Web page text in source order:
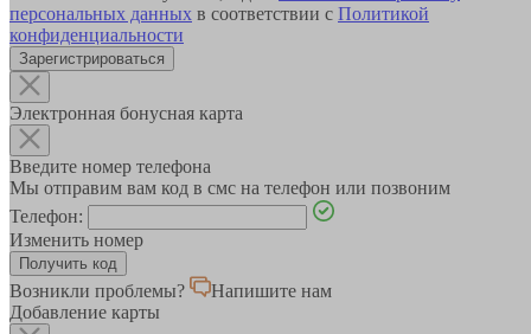
персональных данных в соответствии с Политикой
конфиденциальности
Зарегистрироваться
Электронная бонусная карта
Введите номер телефона
Мы отправим вам код в смс на телефон или позвоним
Телефон:
Изменить номер
Возникли проблемы?
Напишите нам
Добавление карты